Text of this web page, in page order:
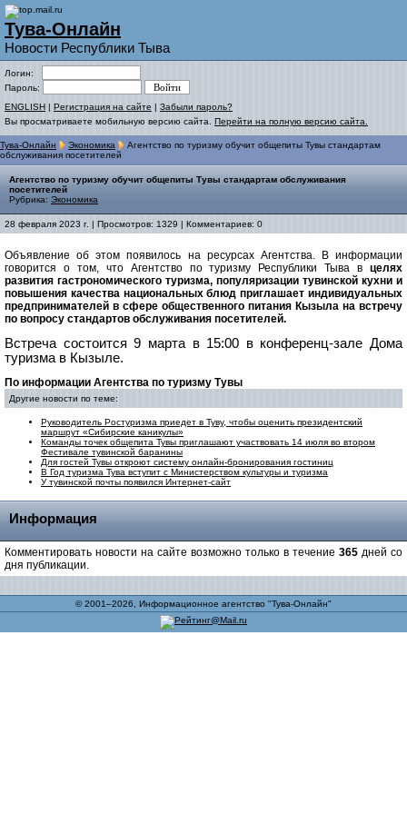
Тува-Онлайн
Новости Республики Тыва
Логин:
Пароль:
ENGLISH | Регистрация на сайте | Забыли пароль?
Вы просматриваете мобильную версию сайта. Перейти на полную версию сайта.
Тува-Онлайн Экономика
Агентство по туризму обучит общепиты Тувы стандартам
обслуживания посетителей
Агентство по туризму обучит общепиты Тувы стандартам обслуживания
посетителей
Рубрика: Экономика
28 февраля 2023 г. | Просмотров: 1329 | Комментариев: 0
Объявление об этом появилось на ресурсах Агентства. В информации
говорится о том, что Агентство по туризму Республики Тыва в целях
развития гастрономического туризма, популяризации тувинской кухни и
повышения качества национальных блюд приглашает индивидуальных
предпринимателей в сфере общественного питания Кызыла на встречу
по вопросу стандартов обслуживания посетителей.
Встреча состоится 9 марта в 15:00 в конференц-зале Дома
туризма в Кызыле.
По информации Агентства по туризму Тувы
Другие новости по теме:
Руководитель Ростуризма приедет в Туву, чтобы оценить президентский
маршрут «Сибирские каникулы»
Команды точек общепита Тувы приглашают участвовать 14 июля во втором
Фестивале тувинской баранины
Для гостей Тувы откроют систему онлайн-бронирования гостиниц
В Год туризма Тува вступит с Министерством культуры и туризма
У тувинской почты появился Интернет-сайт
Информация
Комментировать новости на сайте возможно только в течение 365 дней со
дня публикации.
© 2001–2026, Информационное агентство "Тува-Онлайн"